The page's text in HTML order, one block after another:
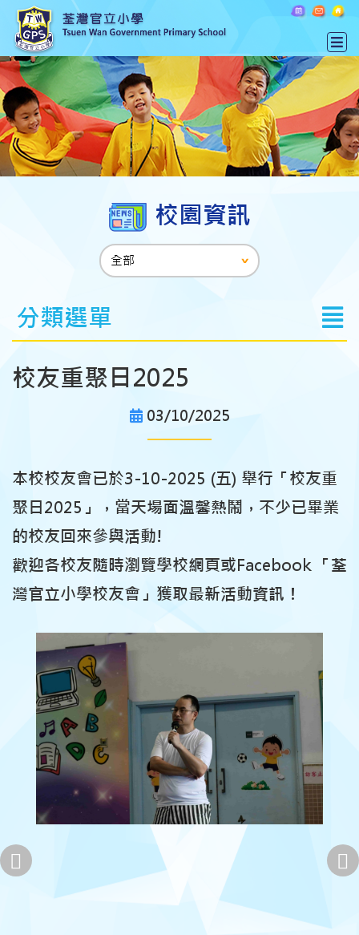
校園資訊
分類選單
校友重聚日2025
03/10/2025
本校校友會已於3-10-2025 (五) 舉行「校友重
聚日2025」，當天場面溫馨熱鬧，不少已畢業
的校友回來參與活動!
歡迎各校友隨時瀏覽學校網頁或Facebook 「荃
灣官立小學校友會」獲取最新活動資訊！